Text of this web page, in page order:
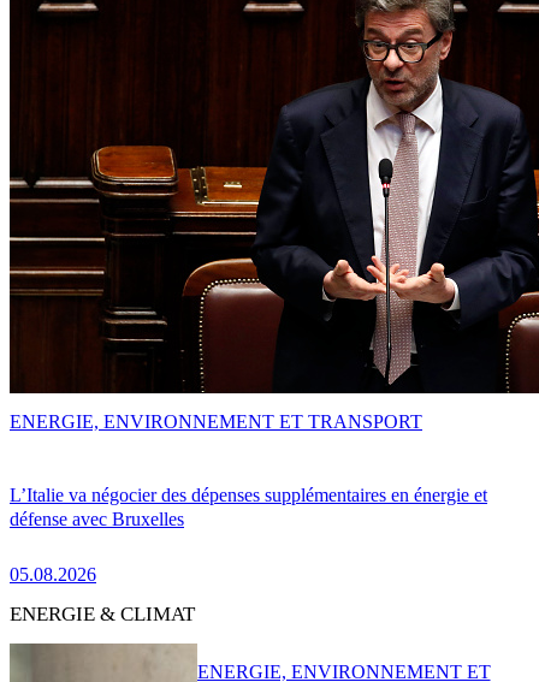
L’Italie va négocier des dépenses supplémentaires en énergie et
défense avec Bruxelles
05.08.2026
ENERGIE, ENVIRONNEMENT ET TRANSPORT
ENERGIE & CLIMAT
ENERGIE, ENVIRONNEMENT ET